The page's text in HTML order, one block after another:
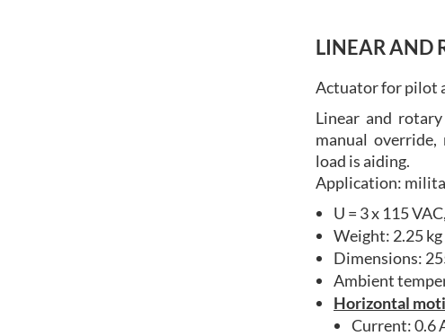
LINEAR AND
Actuator for pilot
Linear and
manual
load is aiding.
Application:
U = 3 x 115
Weight: 2.25 kg
Dimensions:
Ambient
Horizontal
Current: 0.6